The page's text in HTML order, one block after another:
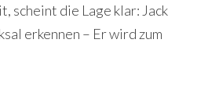
scheint die Lage klar: Jack
erkennen – Er wird zum